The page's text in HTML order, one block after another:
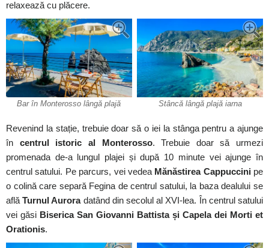
relaxează cu plăcere.
Bar în Monterosso lângă plajă Stâncă lângă plajă iarna
Revenind la stație, trebuie doar să o iei la stânga pentru a ajunge
în centrul istoric al Monterosso. Trebuie doar să urmezi
promenada de-a lungul plajei și după 10 minute vei ajunge în
centrul satului. Pe parcurs, vei vedea Mănăstirea Cappuccinipe
o colină care separă Fegina de centrul satului, la baza dealului se
aflăTurnul Auroradatând din secolul al XVI-lea. În centrul satului
vei găsi Biserica San Giovanni Battista și Capela dei Morti et
Orationis.